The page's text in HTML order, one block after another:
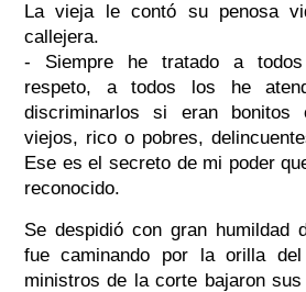
La vieja le contó su penosa
callejera.
- Siempre he tratado a
respeto, a todos los he
discriminarlos si eran
viejos, rico o pobres,
Ese es el secreto de mi poder
reconocido.
Se despidió con gran humildad
fue caminando por la orilla
ministros de la corte bajaron